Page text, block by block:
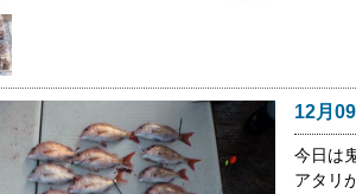
12月
今日は
アタリ